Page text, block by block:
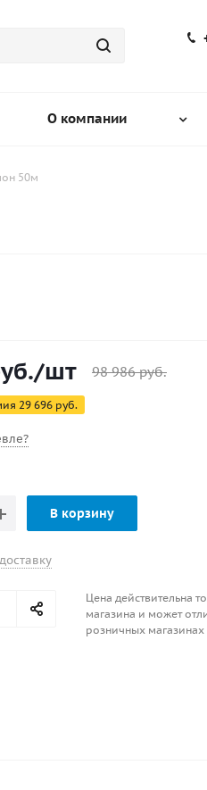
О компании
50м
/шт 98 986руб.
29 696 руб.
В корзину
Цена действительна
магазина и может
розничных магазинах